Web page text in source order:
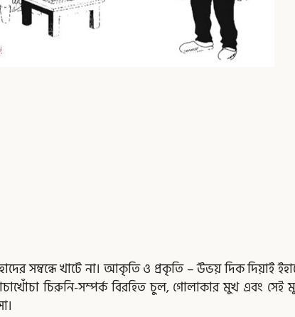
সম্বন্ধে খাটে না। আকৃতি ও প্রকৃতি – উভয় দিক দিয়াই
চিরুনি-সম্পর্ক বিরহিত চুল, গোলাকার মুখ এবং